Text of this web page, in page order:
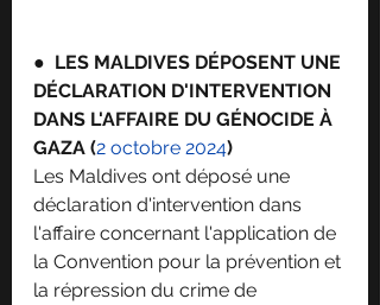
● LES MALDIVES DÉPOSENT UNE
DÉCLARATION D'INTERVENTION
DANS L'AFFAIRE DU GÉNOCIDE À
GAZA (2 octobre 2024)
Les Maldives ont déposé une
déclaration d'intervention dans
l'affaire concernant l'application de
la Convention pour la prévention et
la répression du crime de